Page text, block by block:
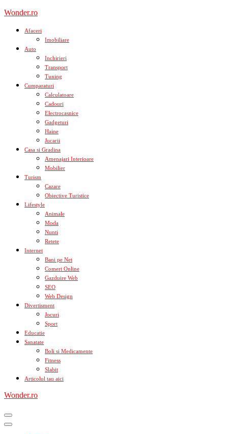
Skip
content
Wonder.ro
Afaceri
Imobiliare
Auto
Inchirieri
Transport
Tuning
Cumparaturi
Calculatoare
Cadouri
Electrocasnice
Gadgeturi
Haine
Jucarii
Casa si Gradina
Amenajari Interioare
Mobilier
Turism
Cazare
Obiective Turistice
Lifestyle
Animale
Moda
Nunti
Retete
Internet
Bani pe Net
Comert Online
Gazduire Web
SEO
Web Design
Divertisment
Jocuri
Sport
Educatie
Sanatate
Boli si Medicamente
Fitness
Slabit
Articolul tau aici
Wonder.ro